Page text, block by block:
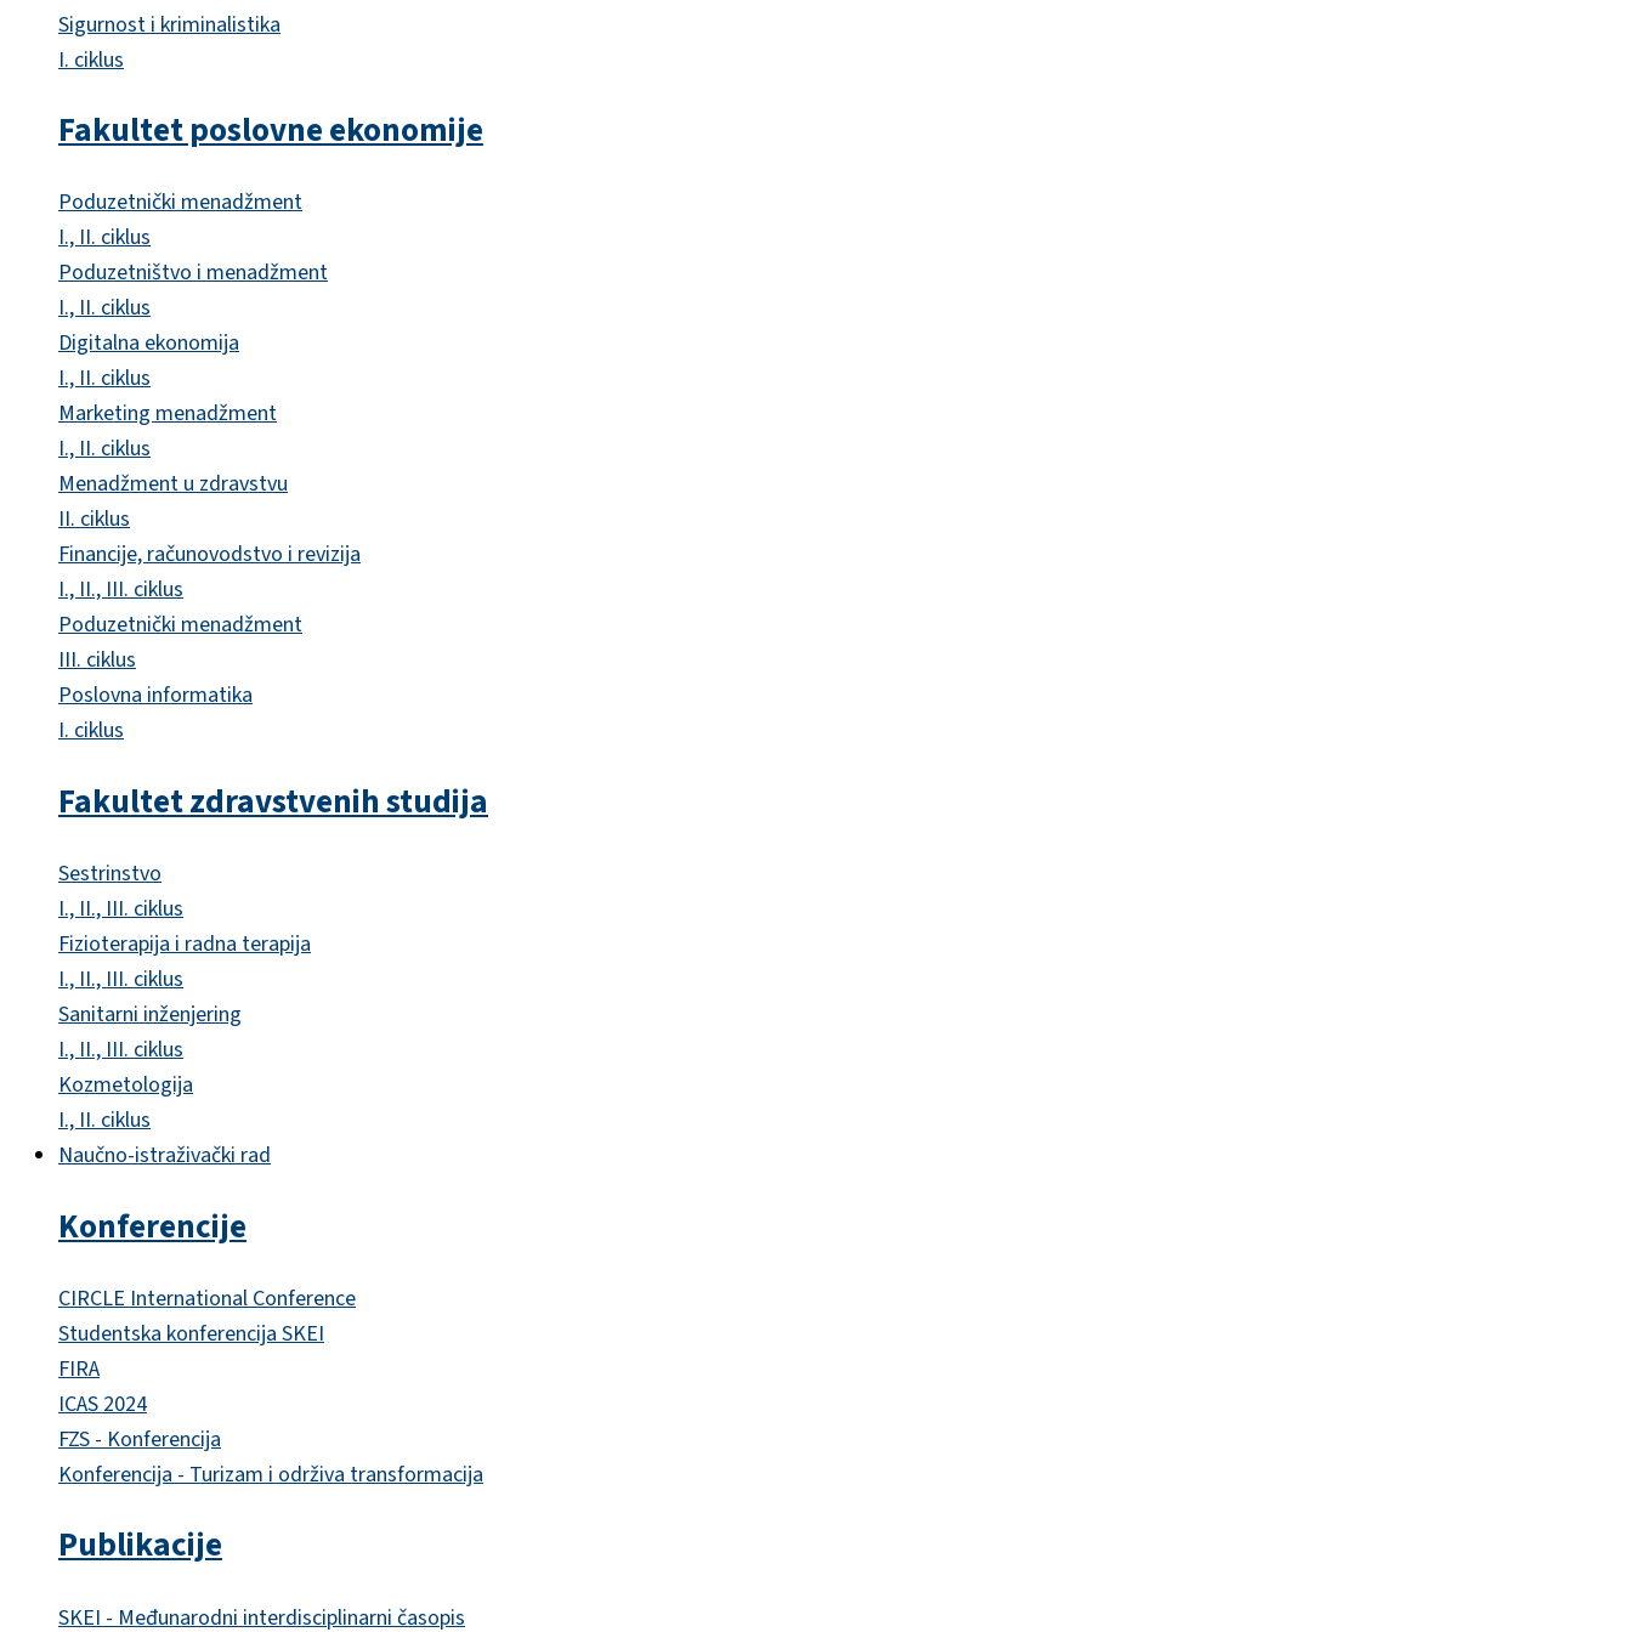
Sigurnost i kriminalistika
I. ciklus
Fakultet poslovne ekonomije
Poduzetnički menadžment
I., II. ciklus
Poduzetništvo i menadžment
I., II. ciklus
Digitalna ekonomija
I., II. ciklus
Marketing menadžment
I., II. ciklus
Menadžment u zdravstvu
II. ciklus
Financije, računovodstvo i revizija
I., II., III. ciklus
Poduzetnički menadžment
III. ciklus
Poslovna informatika
I. ciklus
Fakultet zdravstvenih studija
Sestrinstvo
I., II., III. ciklus
Fizioterapija i radna terapija
I., II., III. ciklus
Sanitarni inženjering
I., II., III. ciklus
Kozmetologija
I., II. ciklus
Naučno-istraživački rad
Konferencije
CIRCLE International Conference
Studentska konferencija SKEI
FIRA
ICAS 2024
FZS - Konferencija
Konferencija - Turizam i održiva transformacija
Publikacije
SKEI - Međunarodni interdisciplinarni časopis